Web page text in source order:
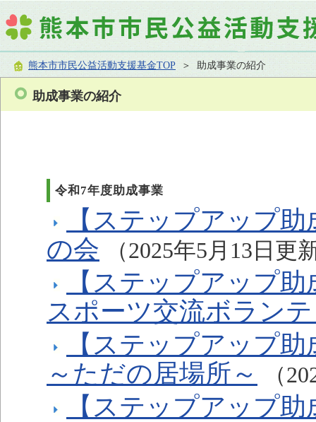
熊本市市民公益活動支援基金TOP ＞ 助成事業の紹介
助成事業の紹介
令和7年度助成事業
【ステップアップ
の会
（2025年5月13日更
【ステップアップ
スポーツ交流ボラン
【ステップアップ
～ただの居場所～
（
【ステップアップ